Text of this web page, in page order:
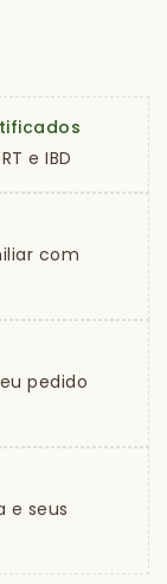
e IBD
com
pedido
e seus